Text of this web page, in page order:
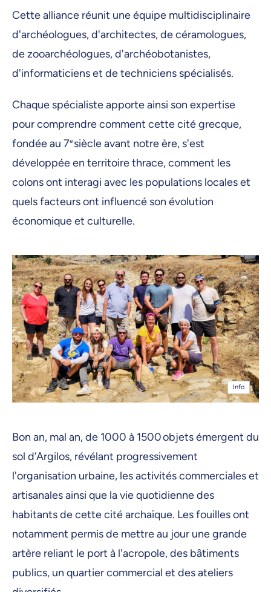
Cette alliance réunit une équipe multidisciplinaire
d'archéologues, d'architectes, de céramologues,
de zooarchéologues, d'archéobotanistes,
d'informaticiens et de techniciens spécialisés.
Chaque spécialiste apporte ainsi son expertise
pour comprendre comment cette cité grecque,
fondée au 7e siècle avant notre ère, s'est
développée en territoire thrace, comment les
colons ont interagi avec les populations locales et
quels facteurs ont influencé son évolution
économique et culturelle.
Info
Bon an, mal an, de 1000 à 1500 objets émergent du
sol d’Argilos, révélant progressivement
l'organisation urbaine, les activités commerciales et
artisanales ainsi que la vie quotidienne des
habitants de cette cité archaïque. Les fouilles ont
notamment permis de mettre au jour une grande
artère reliant le port à l'acropole, des bâtiments
publics, un quartier commercial et des ateliers